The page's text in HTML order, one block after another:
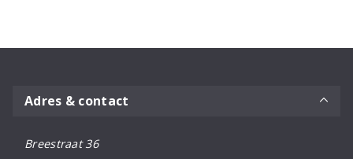
Adres & contact
Breestraat 36